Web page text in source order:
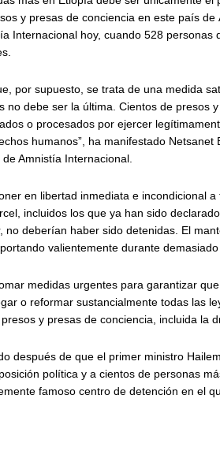
y presas de conciencia en este país
Internacional hoy, cuando 528 personas
por supuesto, se trata de una medida
no debe ser la última. Cientos de presos
o procesados por ejercer
humanos”, ha manifestado Netsanet
Amnistía Internacional.
en libertad inmediata e incondicional
incluidos los que ya han sido
no deberían haber sido detenidas. El
valientemente durante demasiado
medidas urgentes para garantizar
o reformar sustancialmente todas las
y presas de conciencia, incluida la
después de que el primer ministro
política y a cientos de personas
famoso centro de detención en el